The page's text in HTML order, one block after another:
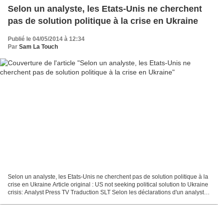
Selon un analyste, les Etats-Unis ne cherchent
pas de solution politique à la crise en Ukraine
Publié le 04/05/2014 à 12:34
Par Sam La Touch
Selon un analyste, les Etats-Unis ne cherchent pas de solution politique à la
crise en Ukraine Article original : US not seeking political solution to Ukraine
crisis: Analyst Press TV Traduction SLT Selon les déclarations d'un analyste